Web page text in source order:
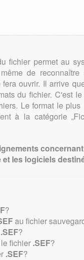
fichier permet au
de
ouvrir. Il arrive
du fichier. C'est
Le format le
à la catégorie
les logiciels
?
au fichier
.SEF?
fichier .SEF?
.SEF?